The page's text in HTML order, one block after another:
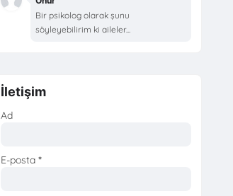
Bir psikolog olarak şunu
söyleyebilirim ki aileler...
İletişim
Ad
E-posta *